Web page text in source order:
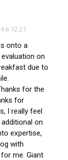
в 12:21
onto a
on
due to
for the
for
I really feel
on
expertise,
with
me. Giant